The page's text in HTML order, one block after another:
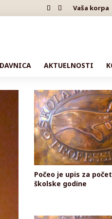
Vaša korpa
AKTUELNOSTI
Počeo je upis za
školske godine